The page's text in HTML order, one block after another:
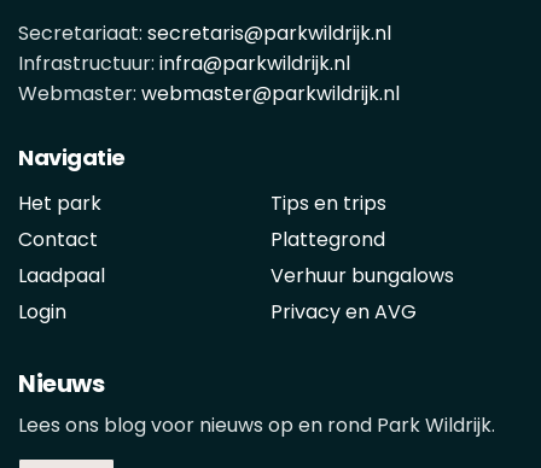
Secretariaat: secretaris@parkwildrijk.nl
Infrastructuur: infra@parkwildrijk.nl
Webmaster: webmaster@parkwildrijk.nl
Navigatie
Het park
Tips en trips
Contact
Plattegrond
Laadpaal
Verhuur bungalows
Login
Privacy en AVG
Nieuws
Lees ons blog voor nieuws op en rond Park Wildrijk.